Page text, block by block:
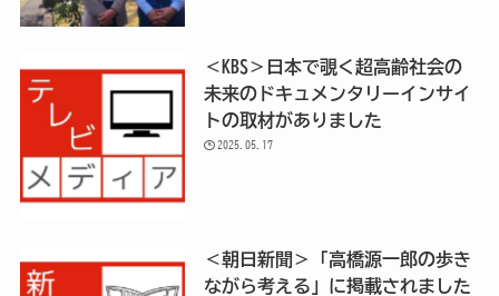
＜KBS＞日本で覗く超高齢社会の
未来のドキュメンタリーインサイ
トの取材がありました
2025.05.17
＜朝日新聞＞「高橋源一郎の歩き
ながら考える」に掲載されました